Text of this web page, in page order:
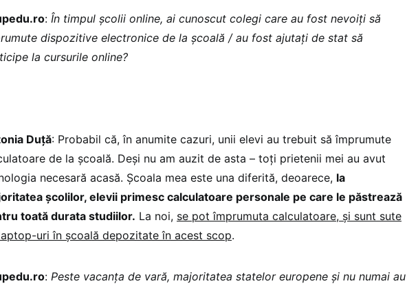
: În timpul școlii online, ai cunoscut colegi care au fost nevoiți să
dispozitive electronice de la școală / au fost ajutați de stat să
la cursurile online?
Duță: Probabil că, în anumite cazuri, unii elevi au trebuit să împrumute
de la școală. Deși nu am auzit de asta – toți prietenii mei au avut
necesară acasă. Școala mea este una diferită, deoarece, la
școlilor, elevii primesc calculatoare personale pe care le păstrează
toată durata studiilor. La noi, se pot împrumuta calculatoare, și sunt sute
uri în școală depozitate în acest scop.
: Peste vacanța de vară, majoritatea statelor europene și nu numai au